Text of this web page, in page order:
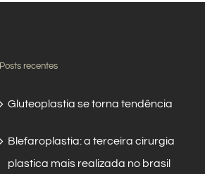
Posts recentes
Gluteoplastia se torna tendência
Blefaroplastia: a terceira cirurgia
plastica mais realizada no brasil